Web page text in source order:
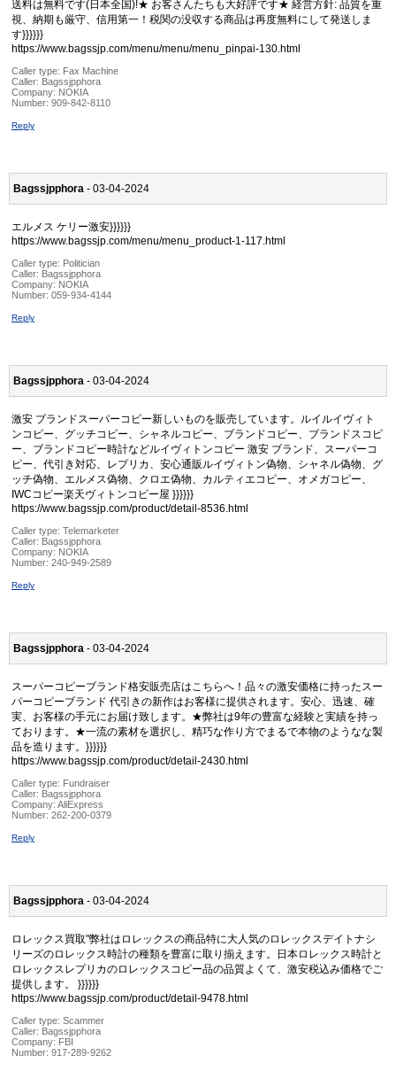
送料は無料です(日本全国)!★ お客さんたちも大好評です★ 経営方針: 品質を重
視、納期も厳守、信用第一！税関の没収する商品は再度無料にして発送しま
す}}}}}}
https://www.bagssjp.com/menu/menu/menu_pinpai-130.html
Caller type: Fax Machine
Caller: Bagssjpphora
Company: NOKIA
Number: 909-842-8110
Reply
Bagssjpphora - 03-04-2024
エルメス ケリー激安}}}}}}
https://www.bagssjp.com/menu/menu_product-1-117.html
Caller type: Politician
Caller: Bagssjpphora
Company: NOKIA
Number: 059-934-4144
Reply
Bagssjpphora - 03-04-2024
激安 ブランドスーパーコピー新しいものを販売しています。ルイルイヴィト
ンコピー、グッチコピー、シャネルコピー、ブランドコピー、ブランドスコピ
ー、ブランドコピー時計などルイヴィトンコピー 激安 ブランド、スーパーコ
ピー、代引き対応、レプリカ、安心通販ルイヴィトン偽物、シャネル偽物、グ
ッチ偽物、エルメス偽物、クロエ偽物、カルティエコピー、オメガコピー、
IWCコピー楽天ヴィトンコピー屋 }}}}}}
https://www.bagssjp.com/product/detail-8536.html
Caller type: Telemarketer
Caller: Bagssjpphora
Company: NOKIA
Number: 240-949-2589
Reply
Bagssjpphora - 03-04-2024
スーパーコピーブランド格安販売店はこちらへ！品々の激安価格に持ったスー
パーコピーブランド 代引きの新作はお客様に提供されます。安心、迅速、確
実、お客様の手元にお届け致します。★弊社は9年の豊富な経験と実績を持っ
ております。★一流の素材を選択し、精巧な作り方でまるで本物のようなな製
品を造ります。}}}}}}
https://www.bagssjp.com/product/detail-2430.html
Caller type: Fundraiser
Caller: Bagssjpphora
Company: AliExpress
Number: 262-200-0379
Reply
Bagssjpphora - 03-04-2024
ロレックス買取"弊社はロレックスの商品特に大人気のロレックスデイトナシ
リーズのロレックス時計の種類を豊富に取り揃えます。日本ロレックス時計と
ロレックスレプリカのロレックスコピー品の品質よくて、激安税込み価格でご
提供します。 }}}}}}
https://www.bagssjp.com/product/detail-9478.html
Caller type: Scammer
Caller: Bagssjpphora
Company: FBI
Number: 917-289-9262